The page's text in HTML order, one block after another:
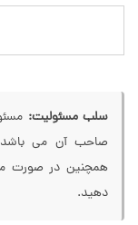
سلب مسئولیت:
صاحب آن می باشد،
همچنین در صورت
دهید.